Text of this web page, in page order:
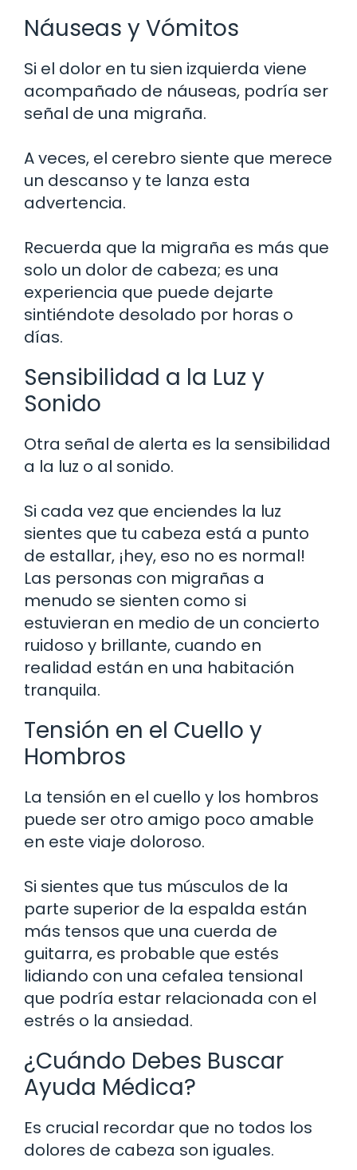
Náuseas y Vómitos
Si el dolor en tu sien izquierda viene
acompañado de náuseas, podría ser
señal de una migraña.
A veces, el cerebro siente que merece
un descanso y te lanza esta
advertencia.
Recuerda que la migraña es más que
solo un dolor de cabeza; es una
experiencia que puede dejarte
sintiéndote desolado por horas o
días.
Sensibilidad a la Luz y
Sonido
Otra señal de alerta es la sensibilidad
a la luz o al sonido.
Si cada vez que enciendes la luz
sientes que tu cabeza está a punto
de estallar, ¡hey, eso no es normal!
Las personas con migrañas a
menudo se sienten como si
estuvieran en medio de un concierto
ruidoso y brillante, cuando en
realidad están en una habitación
tranquila.
Tensión en el Cuello y
Hombros
La tensión en el cuello y los hombros
puede ser otro amigo poco amable
en este viaje doloroso.
Si sientes que tus músculos de la
parte superior de la espalda están
más tensos que una cuerda de
guitarra, es probable que estés
lidiando con una cefalea tensional
que podría estar relacionada con el
estrés o la ansiedad.
¿Cuándo Debes Buscar
Ayuda Médica?
Es crucial recordar que no todos los
dolores de cabeza son iguales.